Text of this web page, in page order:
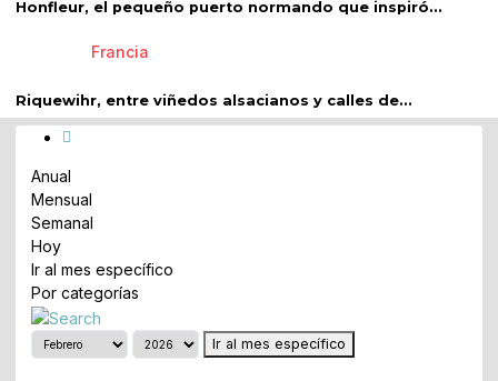
Honfleur, el pequeño puerto normando que inspiró...
Francia
Riquewihr, entre viñedos alsacianos y calles de...
Anual
Mensual
Semanal
Hoy
Ir al mes específico
Por categorías
Ir al mes específico